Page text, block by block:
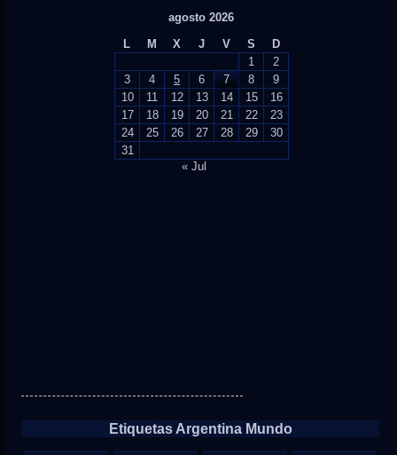
agosto 2026
L
M X J V S
D
1
2
3
4 5 6 7 8
9
10
11 12 13 14 15
16
17
18 19 20 21 22
23
24
25 26 27 28 29
30
31
« Jul
Etiquetas Argentina Mundo